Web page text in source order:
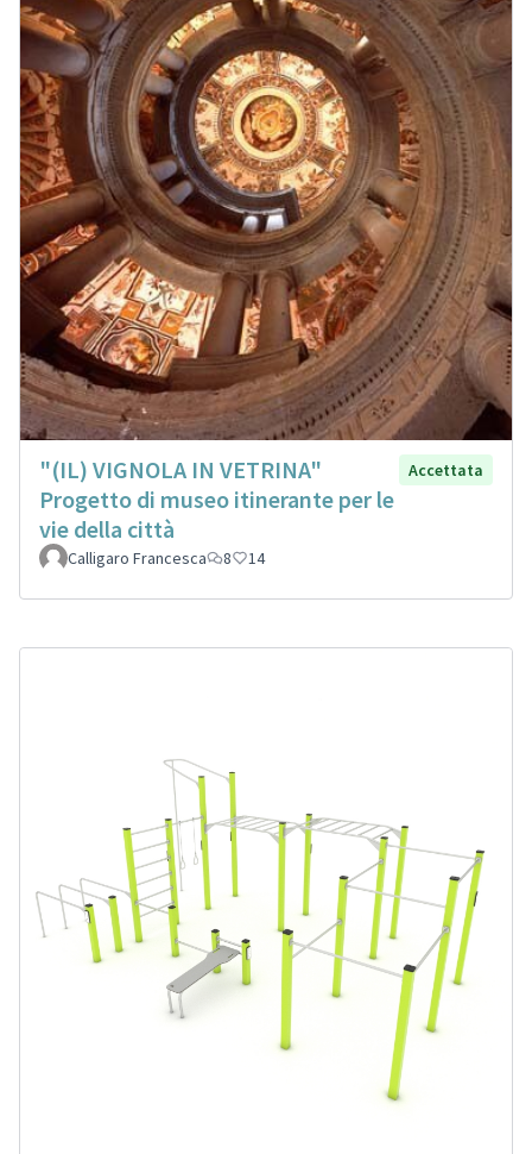
"(IL) VIGNOLA IN VETRINA"
Progetto di museo itinerante per le
vie della città
Accettata
Calligaro Francesca 8 14